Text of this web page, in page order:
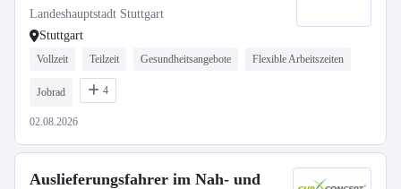
Landeshauptstadt Stuttgart
Stuttgart
Vollzeit Teilzeit Gesundheitsangebote Flexible Arbeitszeiten
Jobrad 4
02.08.2026
Auslieferungsfahrer im Nah- und